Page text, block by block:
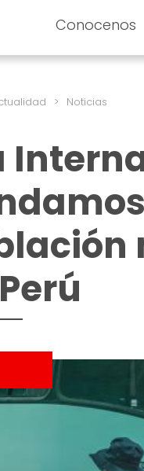
Conocenos
> Noticias